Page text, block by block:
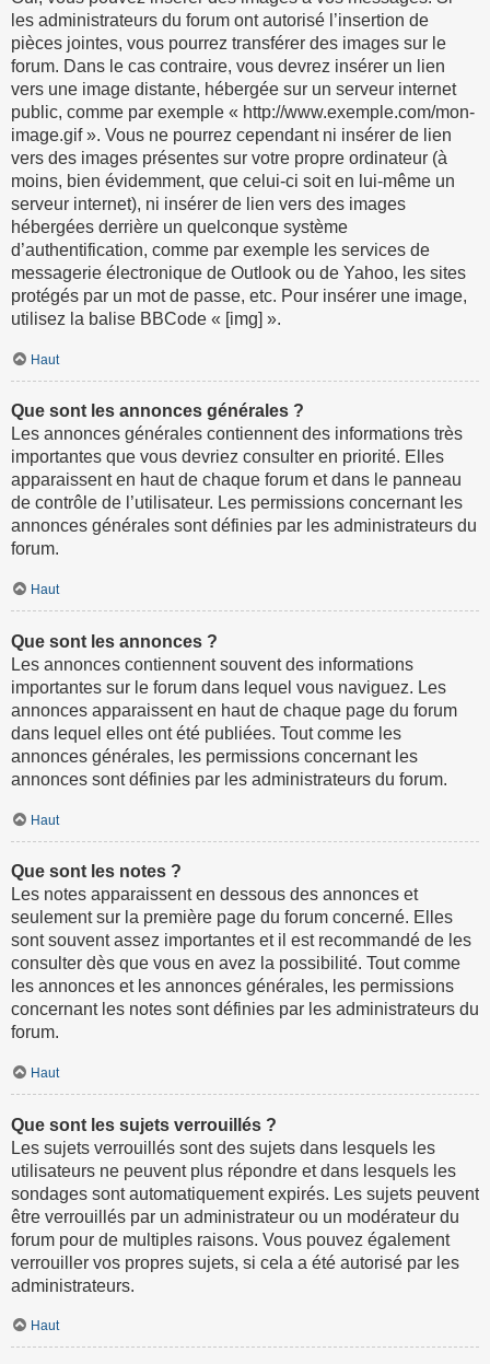
les administrateurs du forum ont autorisé l’insertion de
pièces jointes, vous pourrez transférer des images sur le
forum. Dans le cas contraire, vous devrez insérer un lien
vers une image distante, hébergée sur un serveur internet
public, comme par exemple « http://www.exemple.com/mon-
image.gif ». Vous ne pourrez cependant ni insérer de lien
vers des images présentes sur votre propre ordinateur (à
moins, bien évidemment, que celui-ci soit en lui-même un
serveur internet), ni insérer de lien vers des images
hébergées derrière un quelconque système
d’authentification, comme par exemple les services de
messagerie électronique de Outlook ou de Yahoo, les sites
protégés par un mot de passe, etc. Pour insérer une image,
utilisez la balise BBCode « [img] ».
Haut
Que sont les annonces générales ?
Les annonces générales contiennent des informations très
importantes que vous devriez consulter en priorité. Elles
apparaissent en haut de chaque forum et dans le panneau
de contrôle de l’utilisateur. Les permissions concernant les
annonces générales sont définies par les administrateurs du
forum.
Haut
Que sont les annonces ?
Les annonces contiennent souvent des informations
importantes sur le forum dans lequel vous naviguez. Les
annonces apparaissent en haut de chaque page du forum
dans lequel elles ont été publiées. Tout comme les
annonces générales, les permissions concernant les
annonces sont définies par les administrateurs du forum.
Haut
Que sont les notes ?
Les notes apparaissent en dessous des annonces et
seulement sur la première page du forum concerné. Elles
sont souvent assez importantes et il est recommandé de les
consulter dès que vous en avez la possibilité. Tout comme
les annonces et les annonces générales, les permissions
concernant les notes sont définies par les administrateurs du
forum.
Haut
Que sont les sujets verrouillés ?
Les sujets verrouillés sont des sujets dans lesquels les
utilisateurs ne peuvent plus répondre et dans lesquels les
sondages sont automatiquement expirés. Les sujets peuvent
être verrouillés par un administrateur ou un modérateur du
forum pour de multiples raisons. Vous pouvez également
verrouiller vos propres sujets, si cela a été autorisé par les
administrateurs.
Haut